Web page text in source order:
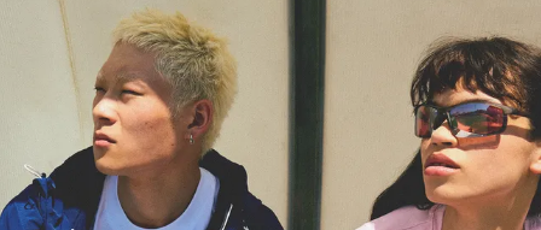
ΚΑΙ ΠΌΛΟ
ΚΑΙ ΖΑΚΈΤΕΣ